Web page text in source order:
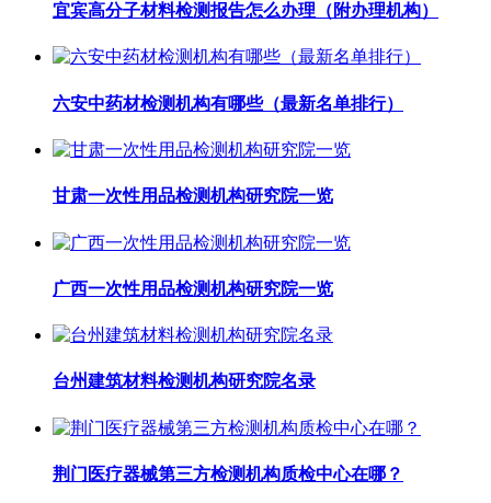
宜宾高分子材料检测报告怎么办理（附办理机构）
六安中药材检测机构有哪些（最新名单排行）
甘肃一次性用品检测机构研究院一览
广西一次性用品检测机构研究院一览
台州建筑材料检测机构研究院名录
荆门医疗器械第三方检测机构质检中心在哪？